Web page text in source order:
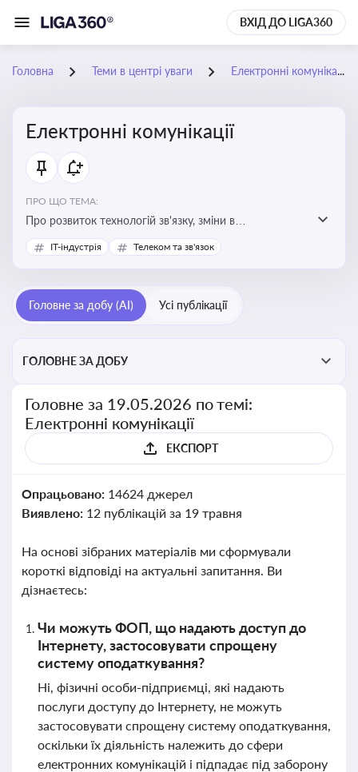
ВХІД ДО LIGA360
Головна Теми в центрі уваги Електронні комунікації
Електронні комунікації
ПРО ЩО ТЕМА:
Про розвиток технологій зв'язку, зміни в
законодавстві, регулювання ринку телекомунікацій,
інновації в сфері мобільних та інтернет-послуг
IT-індустрія Телеком та зв'язок
Головне за добу (AI) Усі публікації
ГОЛОВНЕ ЗА ДОБУ
Головне за 19.05.2026 по темі:
Електронні комунікації
ЕКСПОРТ
Опрацьовано: 14624 джерел
Виявлено: 12 публікацій за 19 травня
На основі зібраних матеріалів ми сформували
короткі відповіді на актуальні запитання. Ви
дізнаєтесь:
Чи можуть ФОП, що надають доступ до
Інтернету, застосовувати спрощену
систему оподаткування?
Ні, фізичні особи-підприємці, які надають
послуги доступу до Інтернету, не можуть
застосовувати спрощену систему оподаткування,
оскільки їх діяльність належить до сфери
електронних комунікацій і підпадає під заборону